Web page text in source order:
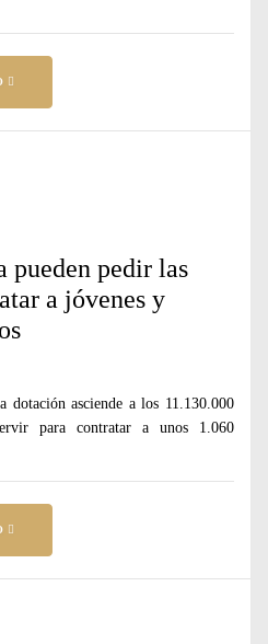
pueden pedir las
a jóvenes y
asciende a los 11.130.000
para contratar a unos 1.060